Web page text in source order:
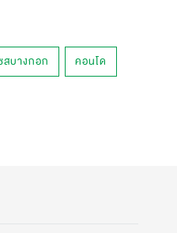
สบางกอก คอนโด